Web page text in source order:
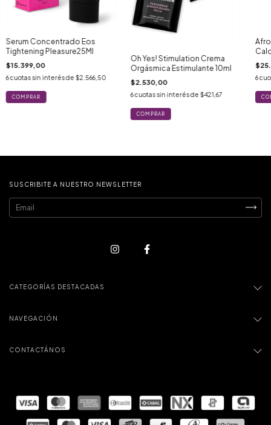
Serum Concentrado Eos
Tightening Pleasure25Ml
$15.399,00
6cuotas sin interés de $2.566,50
Oh Yes! Stimulation Crema
Orgásmica Estimulante 10ml
$2.530,00
6cuotas sin interés de $421,67
6
SUSCRIBITE A NUESTRO NEWSLETTER
CATEGORÍAS DESTACADAS
NAVEGACIÓN
CONTACTÁNOS